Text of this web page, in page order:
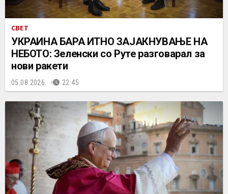
СВЕТ
УКРАИНА БАРА ИТНО ЗАЈАКНУВАЊЕ НА
НЕБОТО: Зеленски со Руте разговарал за
нови ракети
05.08.2026. 22:45